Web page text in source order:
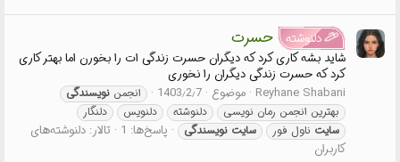
دلنوشته حسرت
شاید بشه کاری کرد که دیگران حسرت زندگی ات را بخورن اما بهتر کاری
کرد که حسرت زندگی دیگران را نخوری
Reyhane Shabani موضوع 1403٫2٫7 انجمن نویسندگی
بهترین انجمن رمان نویسی
دلنوشته دلنویس
دلنگار
سایت ناول فور سایت نویسندگی پاسخ‌ها: 1 تالار: دلنوشته‌های
کاربران